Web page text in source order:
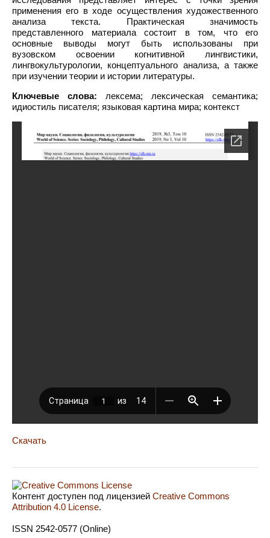
применения его в ходе осуществления художественного
анализа текста. Практическая значимость
представленного материала состоит в том, что его
основные выводы могут быть использованы при
вузовском освоении когнитивной лингвистики,
лингвокультурологии, концептуального анализа, а также
при изучении теории и истории литературы.
Ключевые слова: лексема; лексическая семантика;
идиостиль писателя; языковая картина мира; контекст
Скачать
Контент доступен под лицензией Creative Commons
Attribution 4.0 License.
ISSN 2542-0577 (Online)